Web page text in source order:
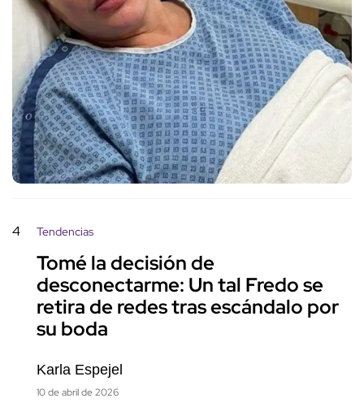
4 Tendencias
Tomé la decisión de
desconectarme: Un tal Fredo se
retira de redes tras escándalo por
su boda
Karla Espejel
10 de abril de 2026